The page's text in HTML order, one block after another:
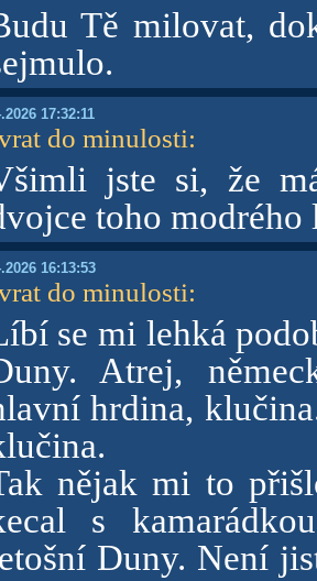
Tě milovat,
17:32:11
do minulosti:
jste si, že
toho modrého
16:13:53
do minulosti:
se mi lehká
Atrej,
hrdina,
nějak mi to
s
Duny. Není